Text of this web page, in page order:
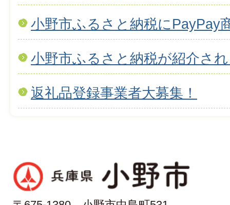
小野市ふるさと納税にPayPay
小野市ふるさと納税が紹介さ
返礼品登録事業者大募集！